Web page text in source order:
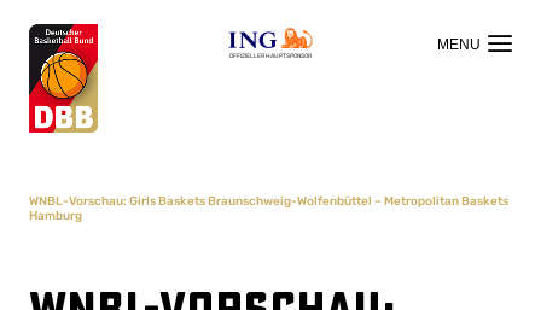
OFFIZIELLER HAUPTSPONSOR
WNBL-Vorschau: Girls Baskets Braunschweig-Wolfenbüttel – Metropolitan Baskets
Hamburg